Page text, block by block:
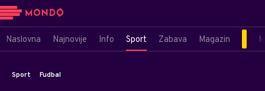
Naslovna Najnovije Info Sport Zabava Magazin
Sport Fudbal